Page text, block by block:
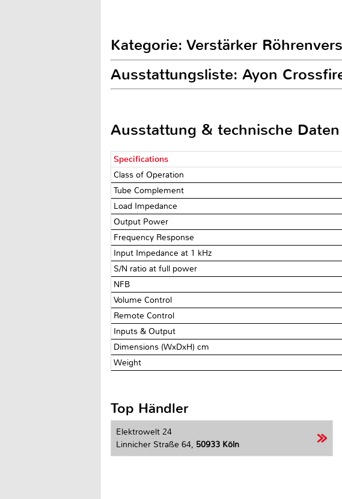
Kategorie: Verstärker
Ausstattungsliste: Ayon
Ausstattung & technische Daten
Specifications
Class of Operation
Tube Complement
Load Impedance
Output Power
Frequency Response
Input Impedance at 1 kHz
S/N ratio at full power
NFB
Volume Control
Remote Control
Inputs & Output
Dimensions (WxDxH) cm
Weight
Top Händler
Elektrowelt 24
Linnicher Straße 64, 50933 Köln